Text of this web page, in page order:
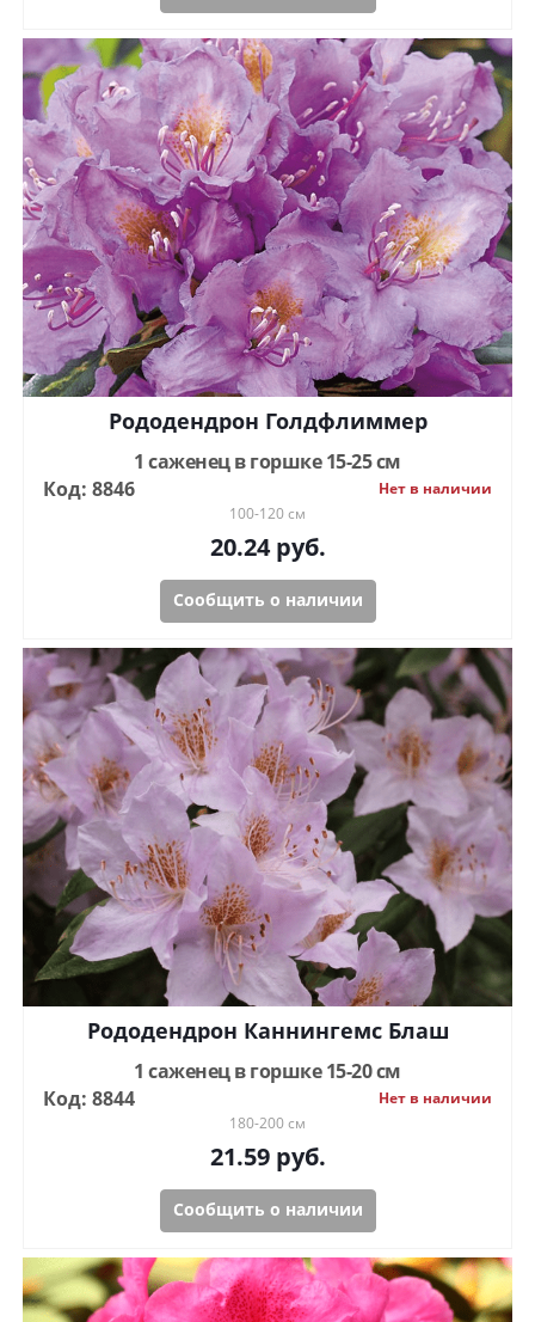
Рододендрон Голдфлиммер
1 саженец в горшке 15-25 см
Код: 8846
Нет в наличии
100-120 см
20.24руб.
Сообщить о наличии
Рододендрон Каннингемс Блаш
1 саженец в горшке 15-20 см
Код: 8844
Нет в наличии
180-200 см
21.59руб.
Сообщить о наличии